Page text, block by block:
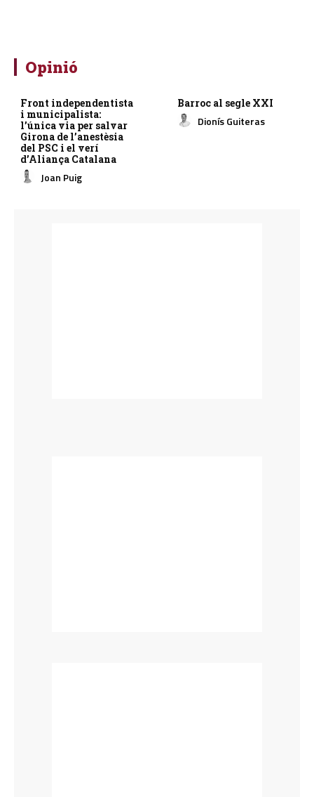
Opinió
Front independentista
i municipalista:
l’única via per salvar
Girona de l’anestèsia
del PSC i el verí
d’Aliança Catalana
Joan Puig
Barroc al segle XXI
Dionís Guiteras